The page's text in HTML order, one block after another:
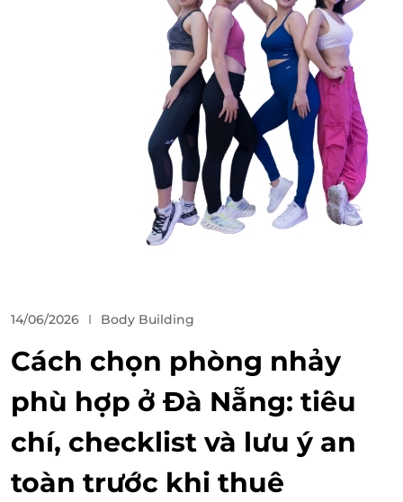
14/06/2026 Body Building
Cách chọn phòng nhảy
phù hợp ở Đà Nẵng: tiêu
chí, checklist và lưu ý an
toàn trước khi thuê